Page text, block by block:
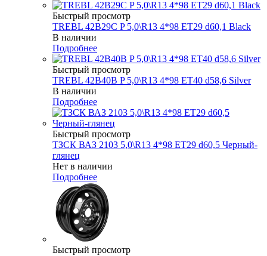
Быстрый просмотр
TREBL 42B29C P 5,0\R13 4*98 ET29 d60,1 Black
В наличии
Подробнее
Быстрый просмотр
TREBL 42B40B P 5,0\R13 4*98 ET40 d58,6 Silver
В наличии
Подробнее
Быстрый просмотр
ТЗСК ВАЗ 2103 5,0\R13 4*98 ET29 d60,5 Черный-
глянец
Нет в наличии
Подробнее
Быстрый просмотр